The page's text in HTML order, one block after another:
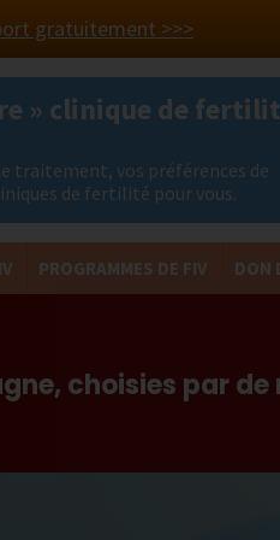
gratuitement >>>
» clinique de
traitement, vos préférences de
de fertilité pour vous.
PROGRAMMES DE FIV DON
choisies par